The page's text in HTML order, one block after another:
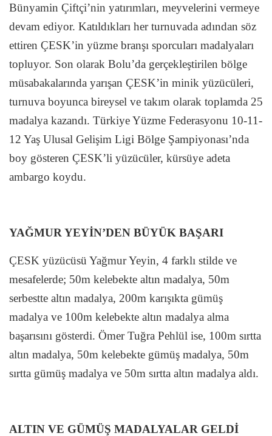
Bünyamin Çiftçi’nin yatırımları, meyvelerini vermeye
devam ediyor. Katıldıkları her turnuvada adından söz
ettiren ÇESK’in yüzme branşı sporcuları madalyaları
topluyor. Son olarak Bolu’da gerçekleştirilen bölge
müsabakalarında yarışan ÇESK’in minik yüzücüleri,
turnuva boyunca bireysel ve takım olarak toplamda 25
madalya kazandı. Türkiye Yüzme Federasyonu 10-11-
12 Yaş Ulusal Gelişim Ligi Bölge Şampiyonası’nda
boy gösteren ÇESK’li yüzücüler, kürsüye adeta
ambargo koydu.
YAĞMUR YEYİN’DEN BÜYÜK BAŞARI
ÇESK yüzücüsü Yağmur Yeyin, 4 farklı stilde ve
mesafelerde; 50m kelebekte altın madalya, 50m
serbestte altın madalya, 200m karışıkta gümüş
madalya ve 100m kelebekte altın madalya alma
başarısını gösterdi. Ömer Tuğra Pehlül ise, 100m sırtta
altın madalya, 50m kelebekte gümüş madalya, 50m
sırtta gümüş madalya ve 50m sırtta altın madalya aldı.
ALTIN VE GÜMÜŞ MADALYALAR GELDİ